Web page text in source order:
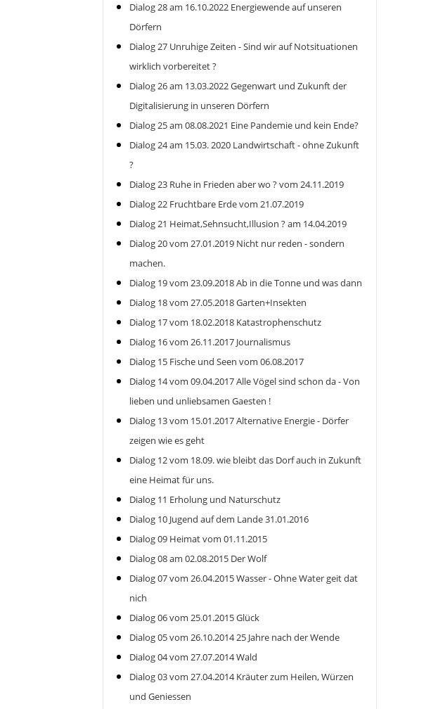
Dialog 28 am 16.10.2022 Energiewende auf unseren
Dörfern
Dialog 27 Unruhige Zeiten - Sind wir auf Notsituationen
wirklich vorbereitet ?
Dialog 26 am 13.03.2022 Gegenwart und Zukunft der
Digitalisierung in unseren Dörfern
Dialog 25 am 08.08.2021 Eine Pandemie und kein Ende?
Dialog 24 am 15.03. 2020 Landwirtschaft - ohne Zukunft
?
Dialog 23 Ruhe in Frieden aber wo ? vom 24.11.2019
Dialog 22 Fruchtbare Erde vom 21.07.2019
Dialog 21 Heimat,Sehnsucht,Illusion ? am 14.04.2019
Dialog 20 vom 27.01.2019 Nicht nur reden - sondern
machen.
Dialog 19 vom 23.09.2018 Ab in die Tonne und was dann
Dialog 18 vom 27.05.2018 Garten+Insekten
Dialog 17 vom 18.02.2018 Katastrophenschutz
Dialog 16 vom 26.11.2017 Journalismus
Dialog 15 Fische und Seen vom 06.08.2017
Dialog 14 vom 09.04.2017 Alle Vögel sind schon da - Von
lieben und unliebsamen Gaesten !
Dialog 13 vom 15.01.2017 Alternative Energie - Dörfer
zeigen wie es geht
Dialog 12 vom 18.09. wie bleibt das Dorf auch in Zukunft
eine Heimat für uns.
Dialog 11 Erholung und Naturschutz
Dialog 10 Jugend auf dem Lande 31.01.2016
Dialog 09 Heimat vom 01.11.2015
Dialog 08 am 02.08.2015 Der Wolf
Dialog 07 vom 26.04.2015 Wasser - Ohne Water geit dat
nich
Dialog 06 vom 25.01.2015 Glück
Dialog 05 vom 26.10.2014 25 Jahre nach der Wende
Dialog 04 vom 27.07.2014 Wald
Dialog 03 vom 27.04.2014 Kräuter zum Heilen, Würzen
und Geniessen